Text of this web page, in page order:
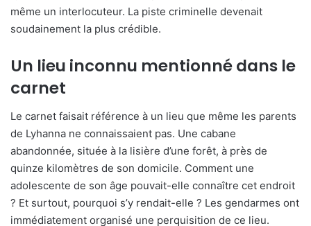
même un interlocuteur. La piste criminelle devenait
soudainement la plus crédible.
Un lieu inconnu mentionné dans le
carnet
Le carnet faisait référence à un lieu que même les parents
de Lyhanna ne connaissaient pas. Une cabane
abandonnée, située à la lisière d’une forêt, à près de
quinze kilomètres de son domicile. Comment une
adolescente de son âge pouvait-elle connaître cet endroit
? Et surtout, pourquoi s’y rendait-elle ? Les gendarmes ont
immédiatement organisé une perquisition de ce lieu.